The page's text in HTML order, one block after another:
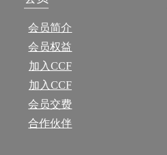
会员简介
会员权益
加入CCF
加入CCF
会员交费
合作伙伴